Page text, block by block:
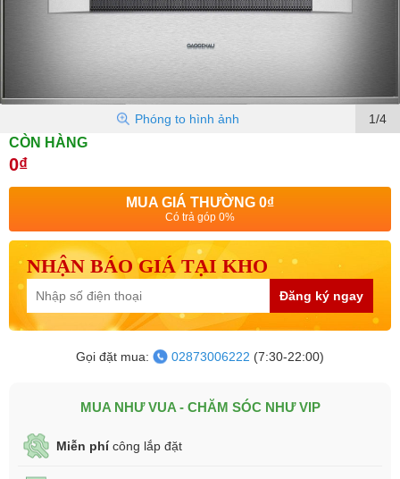
1/4
Phóng to hình ảnh
CÒN HÀNG
0₫
MUA GIÁ THƯỜNG 0₫
Có trả góp 0%
NHẬN BÁO GIÁ TẠI KHO
Đăng ký ngay
Gọi đặt mua: 02873006222 (7:30-22:00)
MUA NHƯ VUA - CHĂM SÓC NHƯ VIP
Miễn phícông lắp đặt